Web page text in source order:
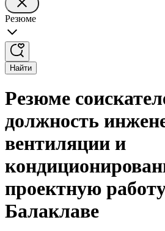
Резюме
Найти
Резюме
должность
вентиляции и
проектную
Балаклаве